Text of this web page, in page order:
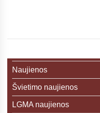
Naujienos
Švietimo naujienos
LGMA naujienos